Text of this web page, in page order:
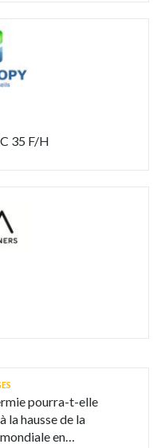
35 F/H
pourra-t-elle
la hausse de la
en